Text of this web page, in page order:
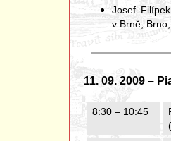
Josef
v Brně,
11. 09. 2009 –
8:30 – 10:45